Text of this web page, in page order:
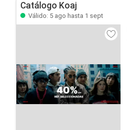
Catálogo Koaj
Válido: 5 ago hasta 1 sept